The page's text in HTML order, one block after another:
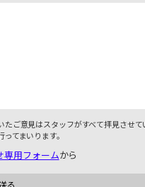
たご意見はスタッフがすべて拝見させて
てまいります。
専用フォームから